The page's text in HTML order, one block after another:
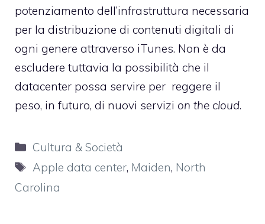
potenziamento dell’infrastruttura necessaria
per la distribuzione di contenuti digitali di
ogni genere attraverso iTunes. Non è da
escludere tuttavia la possibilità che il
datacenter possa servire per reggere il
peso, in futuro, di nuovi servizi on the cloud.
Categorie
Cultura & Società
Tag
Apple data center, Maiden, North
Carolina